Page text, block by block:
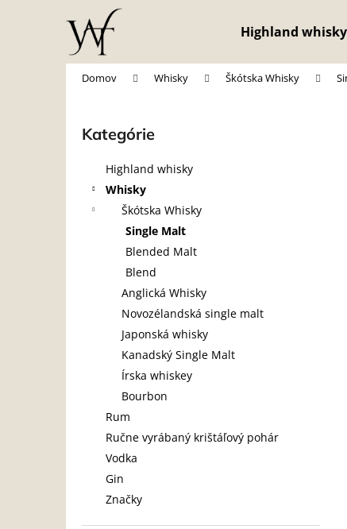
Highland whisky
Domov Whisky Škótska Whisky
Preskočiť
kategórie
Kategórie
Highland whisky
Whisky
Škótska Whisky
Single Malt
Blended Malt
Blend
Anglická Whisky
Novozélandská single malt
Japonská whisky
Kanadský Single Malt
Írska whiskey
Bourbon
Rum
Ručne vyrábaný krištáľový pohár
Vodka
Gin
Značky
Späť
Späť